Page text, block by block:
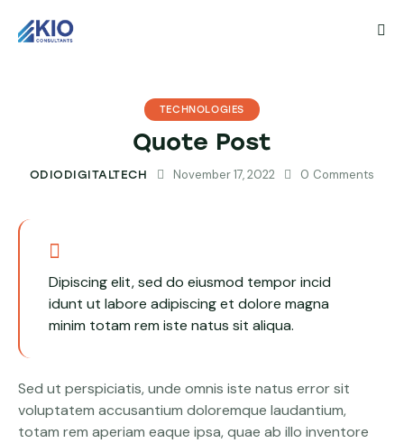
TECHNOLOGIES
Quote Post
ODIODIGITALTECH November 17, 2022 0 Comments
Dipiscing elit, sed do eiusmod tempor incid
idunt ut labore adipiscing et dolore magna
minim totam rem iste natus sit aliqua.
Sed ut perspiciatis, unde omnis iste natus error sit
voluptatem accusantium doloremque laudantium,
totam rem aperiam eaque ipsa, quae ab illo inventore